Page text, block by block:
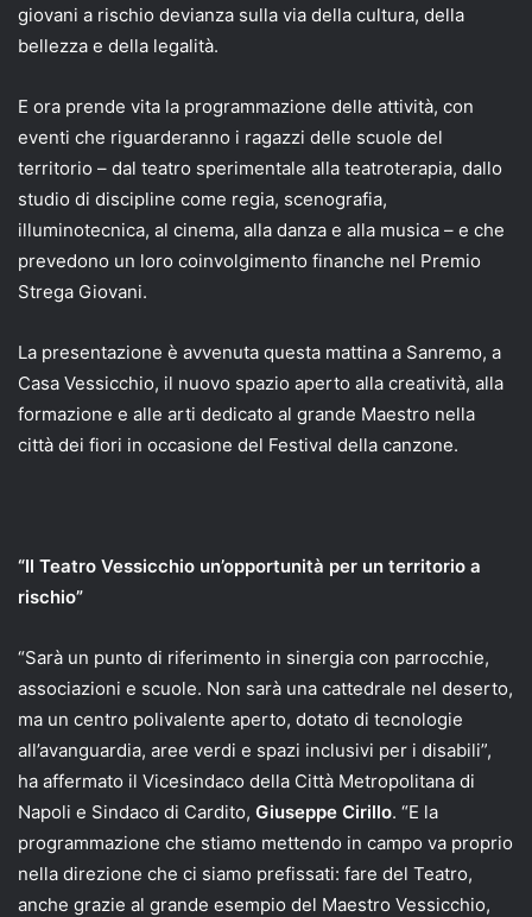
giovani a rischio devianza sulla via della cultura, della
bellezza e della legalità.
E ora prende vita la programmazione delle attività, con
eventi che riguarderanno i ragazzi delle scuole del
territorio – dal teatro sperimentale alla teatroterapia, dallo
studio di discipline come regia, scenografia,
illuminotecnica, al cinema, alla danza e alla musica – e che
prevedono un loro coinvolgimento finanche nel Premio
Strega Giovani.
La presentazione è avvenuta questa mattina a Sanremo, a
Casa Vessicchio, il nuovo spazio aperto alla creatività, alla
formazione e alle arti dedicato al grande Maestro nella
città dei fiori in occasione del Festival della canzone.
“Il Teatro Vessicchio un’opportunità per un territorio a
rischio”
“Sarà un punto di riferimento in sinergia con parrocchie,
associazioni e scuole. Non sarà una cattedrale nel deserto,
ma un centro polivalente aperto, dotato di tecnologie
all’avanguardia, aree verdi e spazi inclusivi per i disabili”,
ha affermato il Vicesindaco della Città Metropolitana di
Napoli e Sindaco di Cardito, Giuseppe Cirillo. “E la
programmazione che stiamo mettendo in campo va proprio
nella direzione che ci siamo prefissati: fare del Teatro,
anche grazie al grande esempio del Maestro Vessicchio,